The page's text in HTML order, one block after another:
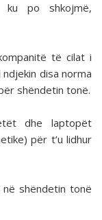
po shkojmë,
të cilat i
disa norma
shëndetin tonë.
dhe laptopët
për t’u lidhur
shëndetin tonë